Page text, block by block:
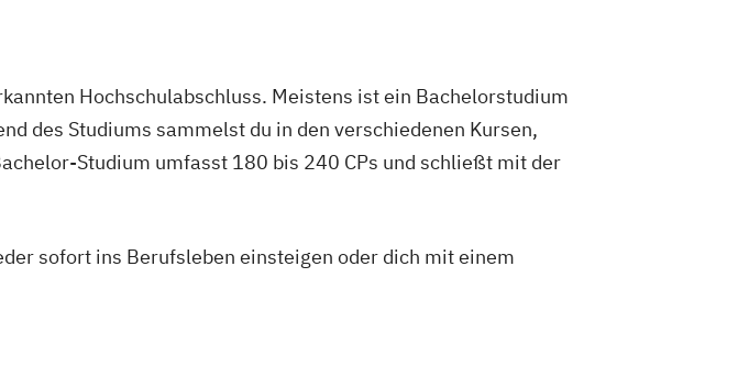
Hochschulabschluss. Meistens ist ein Bachelorstudium
des Studiums sammelst du in den verschiedenen Kursen,
Studium umfasst 180 bis 240 CPs und schließt mit der
sofort ins Berufsleben einsteigen oder dich mit einem